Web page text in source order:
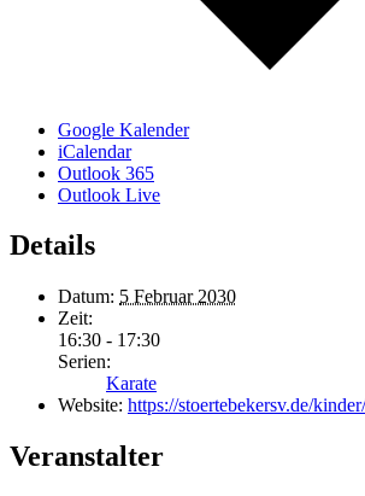
Google Kalender
iCalendar
Outlook 365
Outlook Live
Details
Datum: 5 Februar 2030
Zeit:
16:30 - 17:30
Serien:
Karate
Website: https://stoertebekersv.de/
Veranstalter